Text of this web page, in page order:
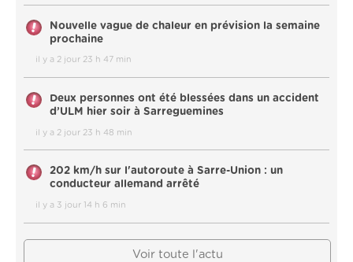
Nouvelle vague de chaleur en prévision la semaine
prochaine
il y a 2 jour 23 h 47 min
Deux personnes ont été blessées dans un accident
d’ULM hier soir à Sarreguemines
il y a 2 jour 23 h 48 min
202 km/h sur l'autoroute à Sarre-Union : un
conducteur allemand arrêté
il y a 3 jour 14 h 6 min
Voir toute l'actu